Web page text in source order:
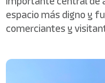
espacio más digno y
comerciantes y